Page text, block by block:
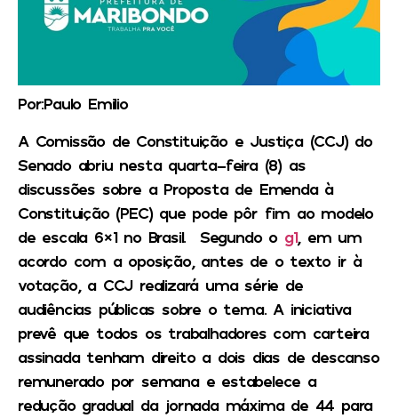
Por:Paulo Emilio
A Comissão de Constituição e Justiça (CCJ) do
Senado abriu nesta quarta-feira (8) as
discussões sobre a Proposta de Emenda à
Constituição (PEC) que pode pôr fim ao modelo
de escala 6×1 no Brasil. Segundo o g1, em um
acordo com a oposição, antes de o texto ir à
votação, a CCJ realizará uma série de
audiências públicas sobre o tema. A iniciativa
prevê que todos os trabalhadores com carteira
assinada tenham direito a dois dias de descanso
remunerado por semana e estabelece a
redução gradual da jornada máxima de 44 para